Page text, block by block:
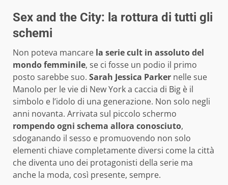
Sex and the City: la rottura di tutti gli
schemi
Non poteva mancare la serie cult in assoluto del
mondo femminile, se ci fosse un podio il primo
posto sarebbe suo. Sarah Jessica Parker nelle sue
Manolo per le vie di New York a caccia di Big è il
simbolo e l’idolo di una generazione. Non solo negli
anni novanta. Arrivata sul piccolo schermo
rompendo ogni schema allora conosciuto,
sdoganando il sesso e promuovendo non solo
elementi chiave completamente diversi come la città
che diventa uno dei protagonisti della serie ma
anche la moda, così presente, sempre.